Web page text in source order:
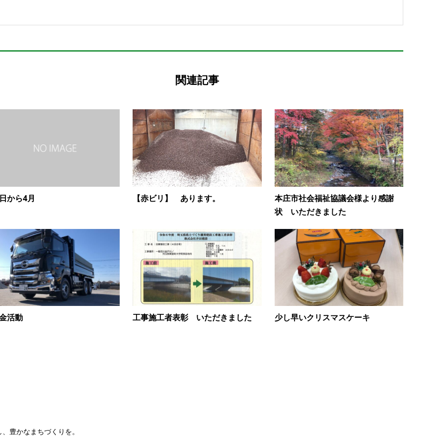
関連記事
から4月 【赤ビリ】 あります。
本庄市社会福祉協議会様より感謝
状 いただきました
活動 工事施工者表彰 いただきました 少し早いクリスマスケーキ
豊かなまちづくりを。